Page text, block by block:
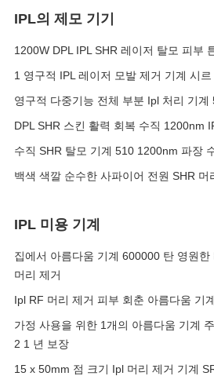
IPL의 제모 기기
1200W DPL IPL SHR 레이저 탈모 피부
1 영구적 IPL 레이저 모발 제거 기계 시
영구적 다중기능 전체 부분 Ipl 처리 기계
DPL SHR 스킨 활력 회복 수직 1200nm
수직 SHR 탈모 기계 510 1200nm 파장
백색 색깔 순수한 사파이어 전원 SHR 머
IPL 미용 기계
집에서 아름다움 기계 600000 탄 영원한
머리 제거
Ipl RF 머리 제거 피부 회춘 아름다움 기
가정 사용을 위한 1개의 아름다움 기계
2 1 년 보장
15 x 50mm 점 크기 Ipl 머리 제거 기계